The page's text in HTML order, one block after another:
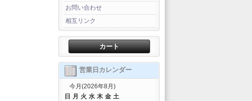
お問い合わせ
相互リンク
カート
営業日カレンダー
今月(2026年8月)
日 月 火 水 木 金 土